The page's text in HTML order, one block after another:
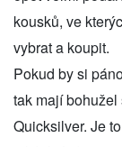
kousků, ve
vybrat a koupit.
Pokud by si
tak mají
Quicksilver. Je